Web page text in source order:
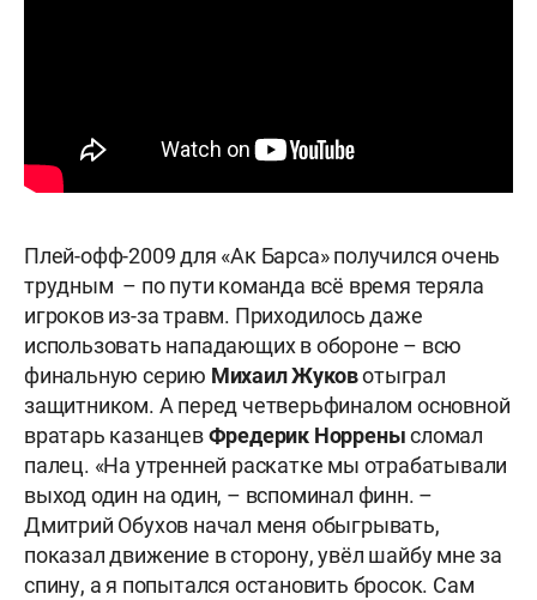
Плей-офф-2009 для «Ак Барса» получился очень
трудным – по пути команда всё время теряла
игроков из-за травм. Приходилось даже
использовать нападающих в обороне – всю
финальную серию Михаил Жуковотыграл
защитником. А перед четверьфиналом основной
вратарь казанцевФредерик Норренысломал
палец. «На утренней раскатке мы отрабатывали
выход один на один, – вспоминал финн. –
Дмитрий Обухов начал меня обыгрывать,
показал движение в сторону, увёл шайбу мне за
спину, а я попытался остановить бросок. Сам